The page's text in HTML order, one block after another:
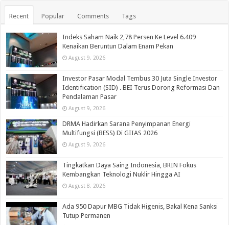
Recent Popular Comments Tags
Indeks Saham Naik 2,78 Persen Ke Level 6.409
Kenaikan Beruntun Dalam Enam Pekan
August 9, 2026
Investor Pasar Modal Tembus 30 Juta Single Investor
Identification (SID) . BEI Terus Dorong Reformasi Dan
Pendalaman Pasar
August 9, 2026
DRMA Hadirkan Sarana Penyimpanan Energi
Multifungsi (BESS) Di GIIAS 2026
August 9, 2026
Tingkatkan Daya Saing Indonesia, BRIN Fokus
Kembangkan Teknologi Nuklir Hingga AI
August 8, 2026
Ada 950 Dapur MBG Tidak Higenis, Bakal Kena Sanksi
Tutup Permanen